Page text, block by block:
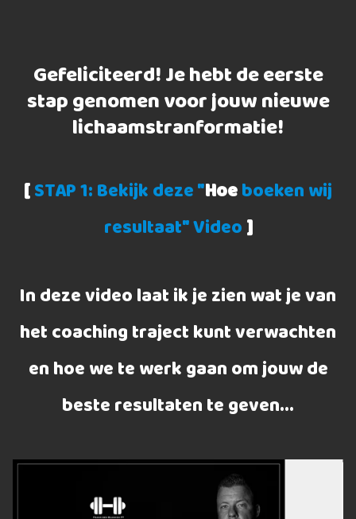
Gefeliciteerd! Je hebt de eerste
stap genomen voor jouw nieuwe
lichaamstranformatie!
[STAP 1: Bekijk deze "Hoeboeken wij
resultaat" Video]
In deze video laat ik je zien wat je van
het coaching traject kunt verwachten
en hoe we te werk gaan om jouw de
beste resultaten te geven...